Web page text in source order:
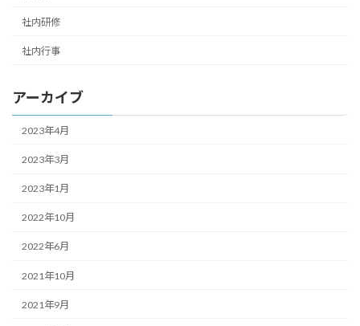
社内研修
社内行事
アーカイブ
2023年4月
2023年3月
2023年1月
2022年10月
2022年6月
2021年10月
2021年9月